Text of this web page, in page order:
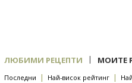
ЛЮБИМИ РЕЦЕПТИ | МОИТЕ
Последни | Най-висок рейтинг |